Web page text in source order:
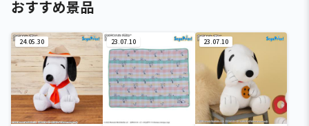
おすすめ景品
24.05.30 23.07.10 23.07.10